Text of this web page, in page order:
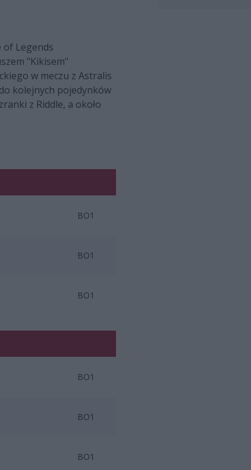
of Legends
"Kikisem"
w meczu z Astralis
kolejnych pojedynków
z Riddle, a około
BO1
BO1
BO1
BO1
BO1
BO1